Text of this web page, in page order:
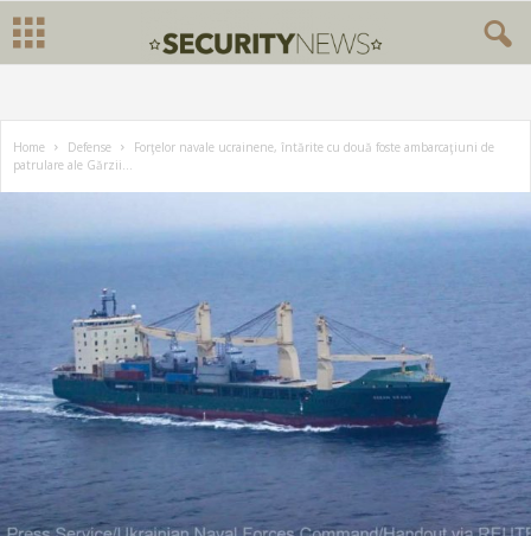
Home Defense
Forţelor navale ucrainene, întărite cu două foste ambarcaţiuni de
patrulare ale Gărzii...